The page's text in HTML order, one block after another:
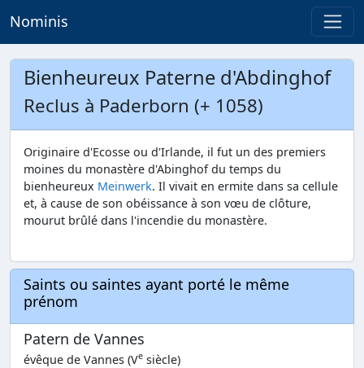
Nominis
Bienheureux Paterne d'Abdinghof
Reclus à Paderborn (+ 1058)
Originaire d'Ecosse ou d'Irlande, il fut un des premiers
moines du monastère d'Abinghof du temps du
bienheureux Meinwerk. Il vivait en ermite dans sa cellule
et, à cause de son obéissance à son vœu de clôture,
mourut brûlé dans l'incendie du monastère.
Saints ou saintes ayant porté le même
prénom
Patern de Vannes
évêque de Vannes (Ve siècle)